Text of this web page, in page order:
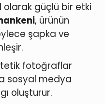
olarak güçlü bir etki
, ürünün
şapka ve
fotoğraflar
sosyal medya
oluşturur.